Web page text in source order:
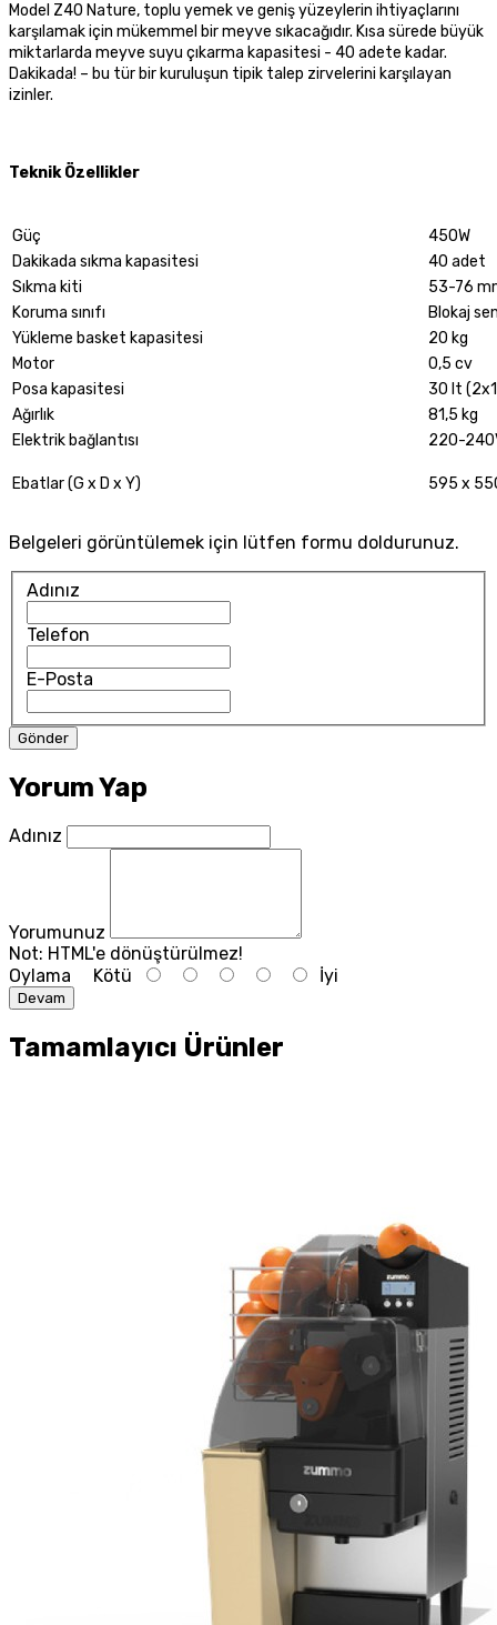
Model Z40 Nature, toplu yemek ve geniş yüzeylerin ihtiyaçlarını
karşılamak için mükemmel bir meyve sıkacağıdır. Kısa sürede büyük
miktarlarda meyve suyu çıkarma kapasitesi - 40 adete kadar.
Dakikada! – bu tür bir kuruluşun tipik talep zirvelerini karşılayan
izinler.
Teknik Özellikler
Güç
450W
Dakikada sıkma kapasitesi
40 adet
Sıkma kiti
53-76
Koruma sınıfı
Blokaj
Yükleme basket kapasitesi
20 kg
Motor
0,5 cv
Posa kapasitesi
30 lt
Ağırlık
81,5 kg
Elektrik bağlantısı
220-
Ebatlar (G x D x Y) 595 x
Belgeleri görüntülemek için lütfen formu doldurunuz.
Adınız
Telefon
E-Posta
Yorum Yap
Adınız
Yorumunuz
Not: HTML'e dönüştürülmez!
Oylama Kötü İyi
Devam
Tamamlayıcı Ürünler